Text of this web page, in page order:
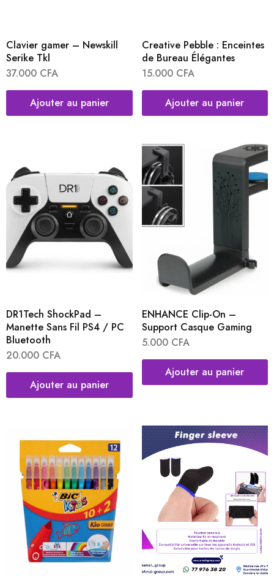
Clavier gamer – Newskill
Serike Tkl
37.000 CFA
Ajouter au panier
Creative Pebble : Enceintes
de Bureau Élégantes
15.000 CFA
Ajouter au panier
DR1Tech ShockPad –
Manette Sans Fil PS4 / PC
Bluetooth
20.000 CFA
Ajouter au panier
ENHANCE Clip-On –
Support Casque Gaming
5.000 CFA
Ajouter au panier